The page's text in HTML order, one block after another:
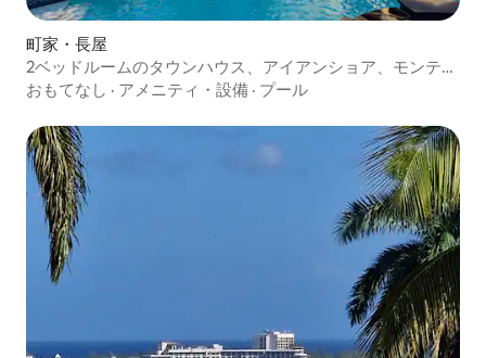
町家・長屋
2ベッドルームのタウンハウス、アイアンショア、モンテゴ
ベイ
おもてなし · アメニティ・設備 · プール